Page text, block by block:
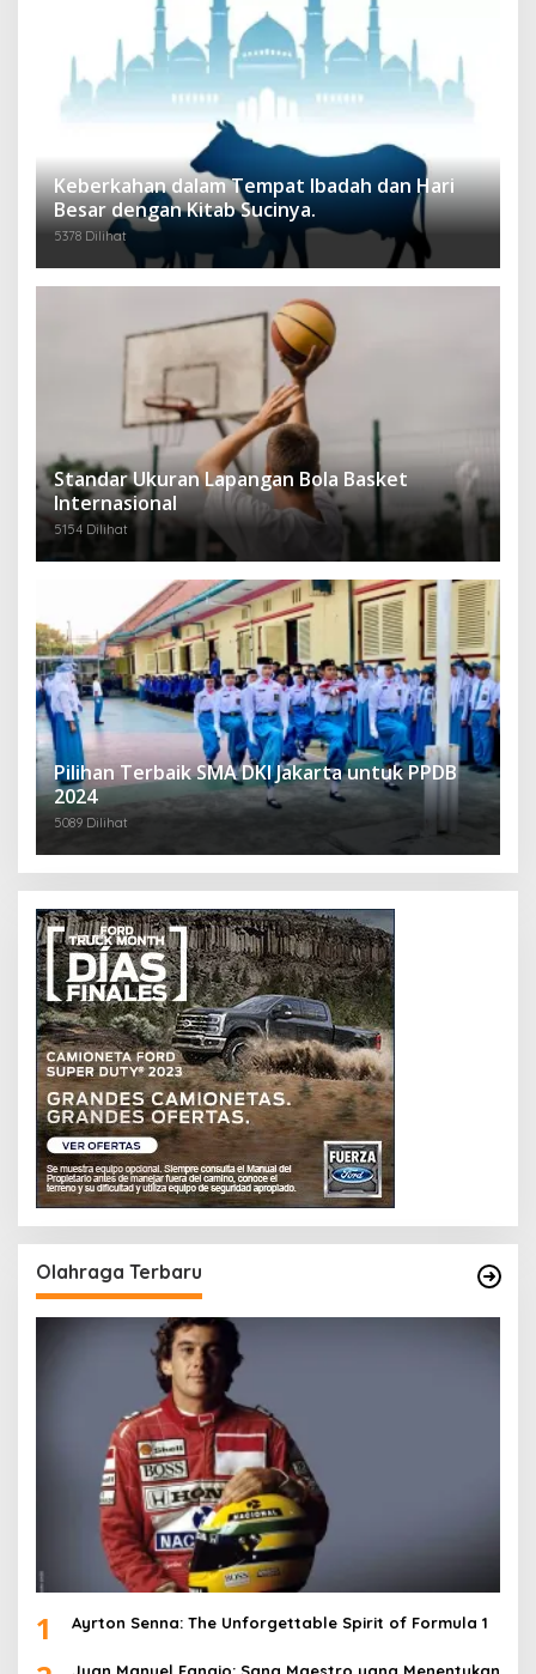
Keberkahan dalam Tempat Ibadah dan Hari
Besar dengan Kitab Sucinya.
5378 Dilihat
Standar Ukuran Lapangan Bola Basket
Internasional
5154 Dilihat
Pilihan Terbaik SMA DKI Jakarta untuk PPDB
2024
5089 Dilihat
Olahraga Terbaru
1 Ayrton Senna: The Unforgettable Spirit of Formula 1